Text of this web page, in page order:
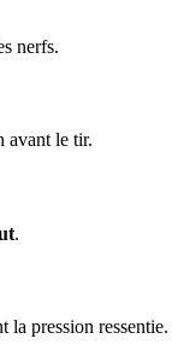
nerfs.
avant le tir.
.
la pression ressentie.